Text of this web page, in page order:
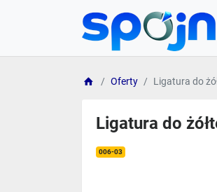
Oferty Ligatura do
Ligatura do
006-03